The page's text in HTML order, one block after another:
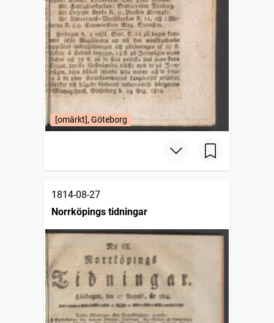
[omärkt], Göteborg
1814-08-27
Norrköpings tidningar